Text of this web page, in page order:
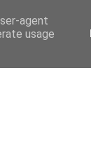
agent
usage